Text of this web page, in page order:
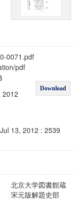
0071.pdf
pdf
Download
2012
13, 2012 : 2539
北京大学図書館蔵
宋元版解題史部